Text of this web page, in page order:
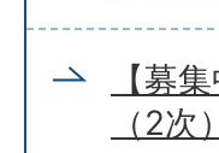
【募
（2次